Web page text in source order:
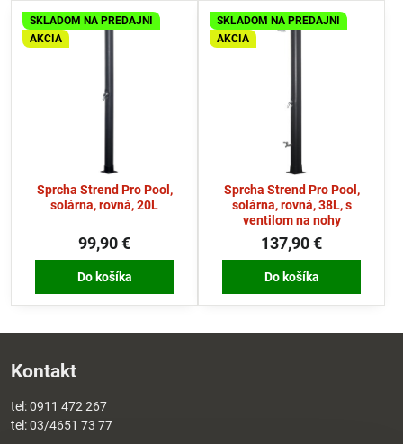
SKLADOM NA PREDAJNI
AKCIA
Sprcha Strend Pro Pool,
solárna, rovná, 20L
99,90 €
Do košíka
SKLADOM NA PREDAJNI
AKCIA
Sprcha Strend Pro Pool,
solárna, rovná, 38L, s
ventilom na nohy
137,90 €
Do košíka
Kontakt
tel:0911 472 267
tel:03/4651 73 77